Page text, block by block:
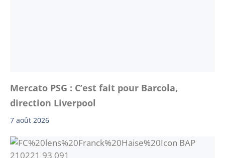
Mercato PSG : C’est fait pour Barcola,
direction Liverpool
7 août 2026